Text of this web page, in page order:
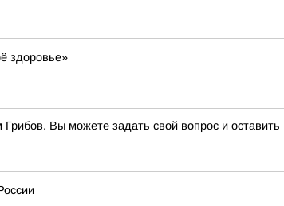
здоровье»
Вы можете задать свой вопрос и